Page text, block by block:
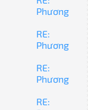
Phương
RE:
Phương
RE:
Phương
RE: